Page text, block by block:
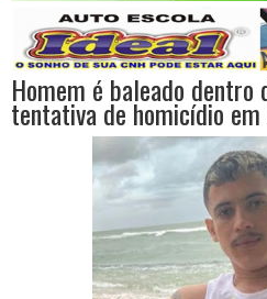
Homem é baleado dentro
tentativa de homicídio em